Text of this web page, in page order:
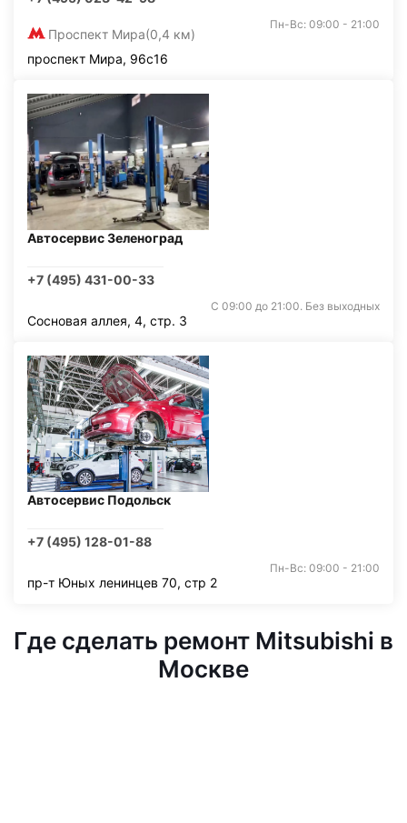
Проспект Мира(0,4 км)
Пн-Вс: 09:00 - 21:00
проспект Мира, 96с16
Автосервис Зеленоград
+7 (495) 431-00-33
С 09:00 до 21:00. Без выходных
Сосновая аллея, 4, стр. 3
Автосервис Подольск
+7 (495) 128-01-88
Пн-Вс: 09:00 - 21:00
пр-т Юных ленинцев 70, стр 2
Где сделать ремонт Mitsubishi в
Москве